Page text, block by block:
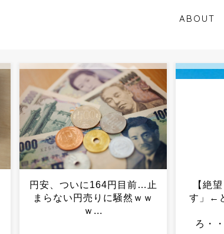
ABOUT
【絶望】家「5000万円で
す」←どう考えてもボッタ
クリや
GQ記
らせる
←熱す
にｗ